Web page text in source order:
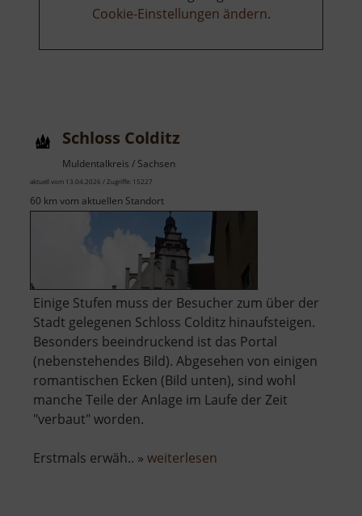
Cookie-Einstellungen ändern.
Schloss Colditz
Muldentalkreis / Sachsen
aktuell vom 13.04.2026 / Zugriffe: 15227
60 km vom aktuellen Standort
Einige Stufen muss der Besucher zum über der
Stadt gelegenen Schloss Colditz hinaufsteigen.
Besonders beeindruckend ist das Portal
(nebenstehendes Bild). Abgesehen von einigen
romantischen Ecken (Bild unten), sind wohl
manche Teile der Anlage im Laufe der Zeit
"verbaut" worden.
Erstmals erwäh.. » weiterlesen